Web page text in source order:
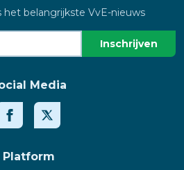
het belangrijkste VvE-nieuws
Media
Platform